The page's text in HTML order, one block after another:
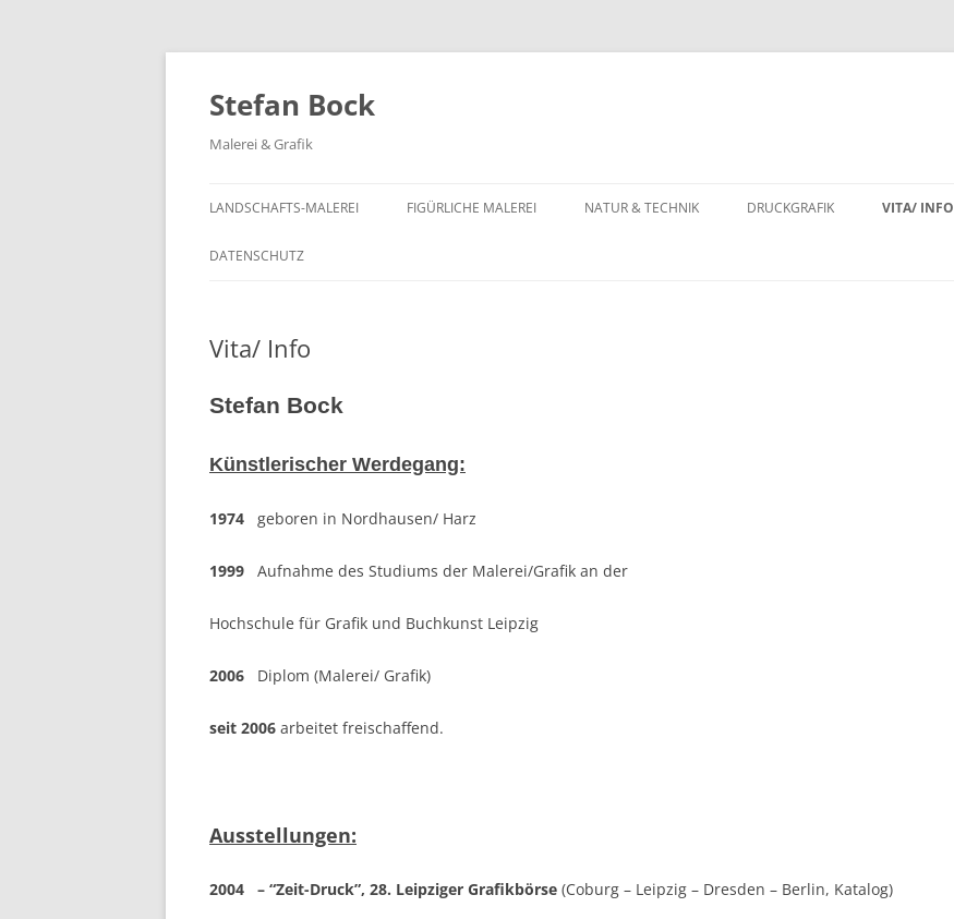
Zum
springen
Stefan Bock
Malerei & Grafik
LANDSCHAFTS-MALEREI FIGÜRLICHE MALEREI NATUR & TECHNIK DRUCKGRAFIK VITA/ INFO
DATENSCHUTZ
Vita/ Info
Stefan Bock
Künstlerischer Werdegang:
1974 geboren in Nordhausen/ Harz
1999 Aufnahme des Studiums der Malerei/Grafik an der
Hochschule für Grafik und Buchkunst Leipzig
2006 Diplom (Malerei/ Grafik)
seit 2006 arbeitet freischaffend.
Ausstellungen:
2004 – “Zeit-Druck”, 28. Leipziger Grafikbörse (Coburg – Leipzig – Dresden – Berlin, Katalog)